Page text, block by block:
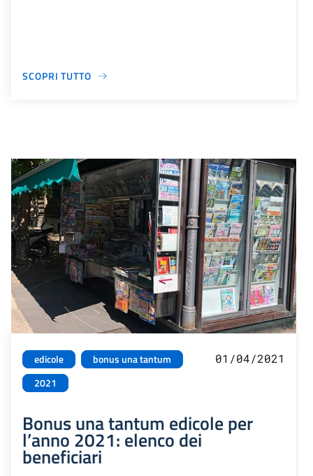
SCOPRI TUTTO
edicole
bonus una tantum
2021
01/04/2021
Bonus una tantum edicole per
l’anno 2021: elenco dei
beneficiari